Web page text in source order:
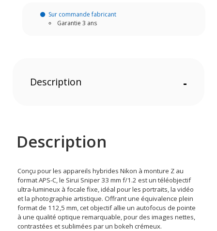
Sur commande fabricant
Garantie 3 ans
Description -
Description
Conçu pour les appareils hybrides Nikon à monture Z au
format APS-C, le Sirui Sniper 33 mm f/1.2 est un téléobjectif
ultra-lumineux à focale fixe, idéal pour les portraits, la vidéo
et la photographie artistique. Offrant une équivalence plein
format de 112,5 mm, cet objectif allie un autofocus de pointe
à une qualité optique remarquable, pour des images nettes,
contrastées et sublimées par un bokeh crémeux.